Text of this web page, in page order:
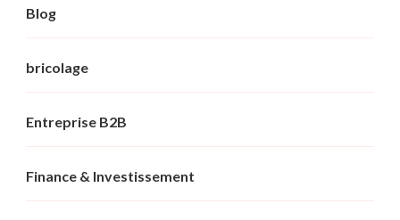
Blog
bricolage
Entreprise B2B
Finance & Investissement